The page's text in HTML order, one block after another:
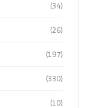
(34)
(26)
(197)
(330)
(10)